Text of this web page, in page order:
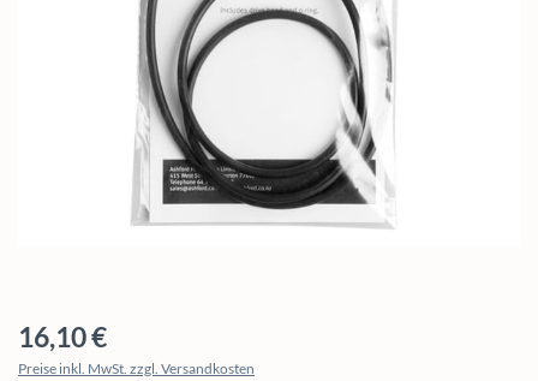
Regulärer Preis:
16,10 €
Preise inkl. MwSt. zzgl. Versandkosten